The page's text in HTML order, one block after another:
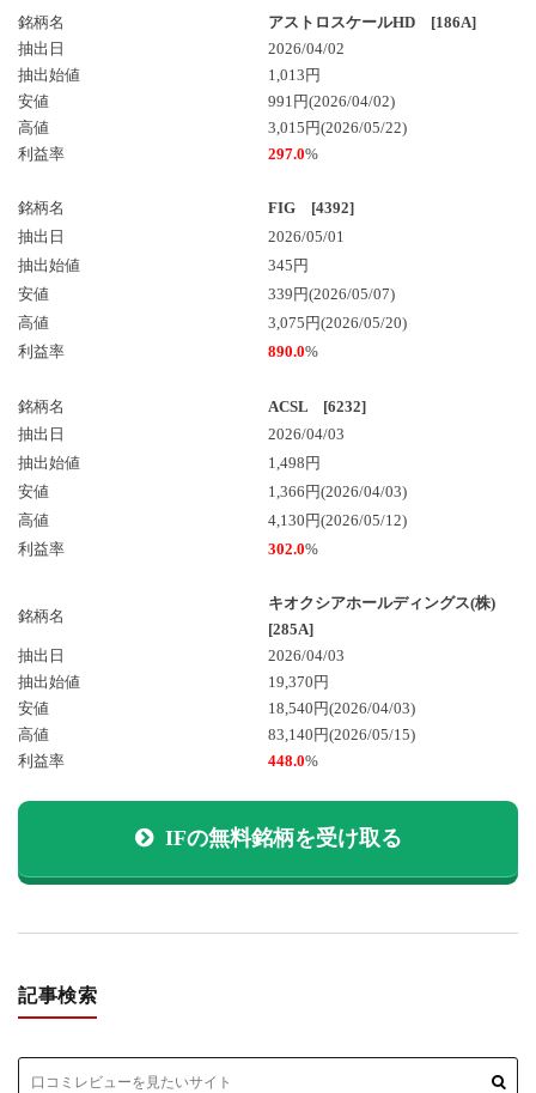
銘柄名
アストロスケールHD [186A]
抽出日
2026/04/02
抽出始値
1,013円
安値
991円(2026/04/02)
高値
3,015円(2026/05/22)
利益率
297.0%
銘柄名
FIG [4392]
抽出日
2026/05/01
抽出始値
345円
安値
339円(2026/05/07)
高値
3,075円(2026/05/20)
利益率
890.0%
銘柄名
ACSL [6232]
抽出日
2026/04/03
抽出始値
1,498円
安値
1,366円(2026/04/03)
高値
4,130円(2026/05/12)
利益率
302.0%
銘柄名
キオクシアホールディングス(株)
[285A]
抽出日
2026/04/03
抽出始値
19,370円
安値
18,540円(2026/04/03)
高値
83,140円(2026/05/15)
利益率
448.0%
IFの無料銘柄を受け取る
記事検索